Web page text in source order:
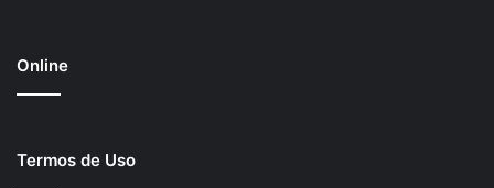
Online
Termos de Uso